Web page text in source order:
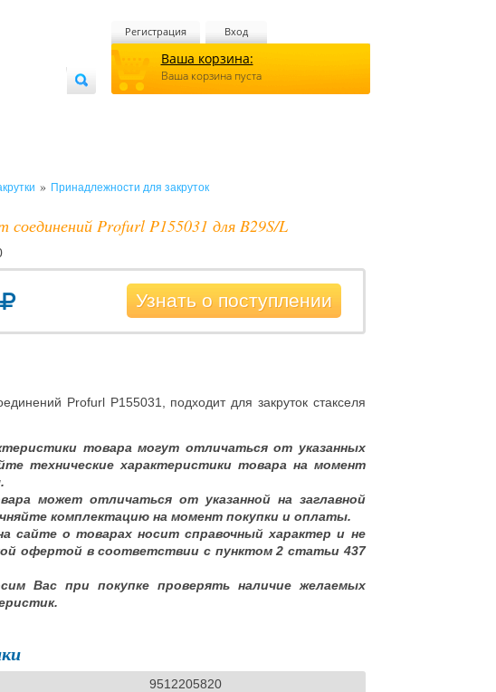
Регистрация Вход
Ваша корзина:
Ваша корзина пуста
» Принадлежности для закруток
Profurl P155031 для B29S/L
Узнать о поступлении
Profurl P155031, подходит для закруток стакселя
товара могут отличаться от указанных
технические характеристики товара на момент
может отличаться от указанной на заглавной
комплектацию на момент покупки и оплаты.
сайте о товарах носит справочный характер и не
офертой в соответствии с пунктом 2 статьи 437
Вас при покупке проверять наличие желаемых
9512205820